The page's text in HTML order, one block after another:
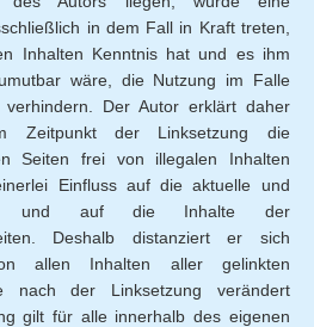
in dem Fall in Kraft treten,
Inhalten Kenntnis hat und es ihm
wäre, die Nutzung im Falle
Der Autor erklärt daher
Zeitpunkt der Linksetzung die
Seiten frei von illegalen Inhalten
Einfluss auf die aktuelle und
und auf die Inhalte der
Deshalb distanziert er sich
allen Inhalten aller gelinkten
nach der Linksetzung verändert
gilt für alle innerhalb des eigenen